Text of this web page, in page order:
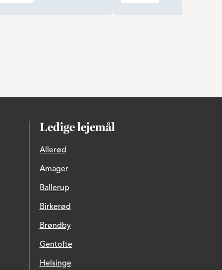
Ledige lejemål
Allerød
Amager
Ballerup
Birkerød
Brøndby
Gentofte
Helsinge